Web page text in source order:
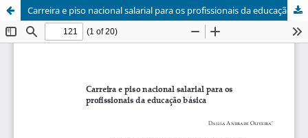
Carreira e piso nacional salarial para os profissionais da educação básica